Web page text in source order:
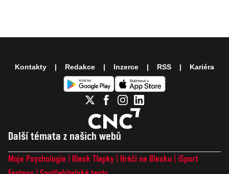
Další témata z našich webů
Moje Psychologie Blesk Tlapky Hráči na Blesku
iSport
Kontakty Redakce Inzerce RSS Kariéra